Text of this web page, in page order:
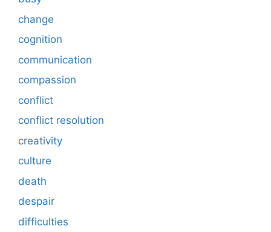
change
cognition
communication
compassion
conflict
conflict resolution
creativity
culture
death
despair
difficulties